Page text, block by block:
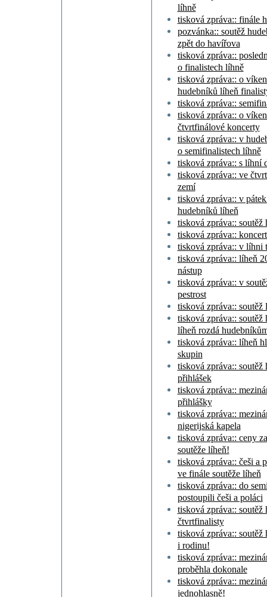
líhně
tisková zpráva:: finále
pozvánka:: soutěž
zpět do havířova
tisková zpráva::
o finalistech líhně
tisková zpráva:: o
hudebníků líheň
tisková zpráva::
tisková zpráva:: o
čtvrtfinálové koncerty
tisková zpráva:: v
o semifinalistech líhně
tisková zpráva:: s líhní
tisková zpráva:: ve
zemí
tisková zpráva:: v
hudebníků líheň
tisková zpráva::
tisková zpráva::
tisková zpráva:: v líhni
tisková zpráva:: líheň
nástup
tisková zpráva:: v
pestrost
tisková zpráva::
tisková zpráva::
líheň rozdá
tisková zpráva:: líheň
skupin
tisková zpráva::
přihlášek
tisková zpráva::
přihlášky
tisková zpráva::
nigerijská kapela
tisková zpráva:: ceny
soutěže líheň!
tisková zpráva:: češi a
ve finále soutěže líheň
tisková zpráva:: do
postoupili češi a poláci
tisková zpráva::
čtvrtfinalisty
tisková zpráva::
i rodinu!
tisková zpráva::
proběhla dokonale
tisková zpráva::
jednohlasně!